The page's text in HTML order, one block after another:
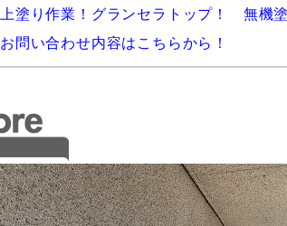
上塗り作業！グランセラトップ！ 無機
お問い合わせ内容はこちらから！